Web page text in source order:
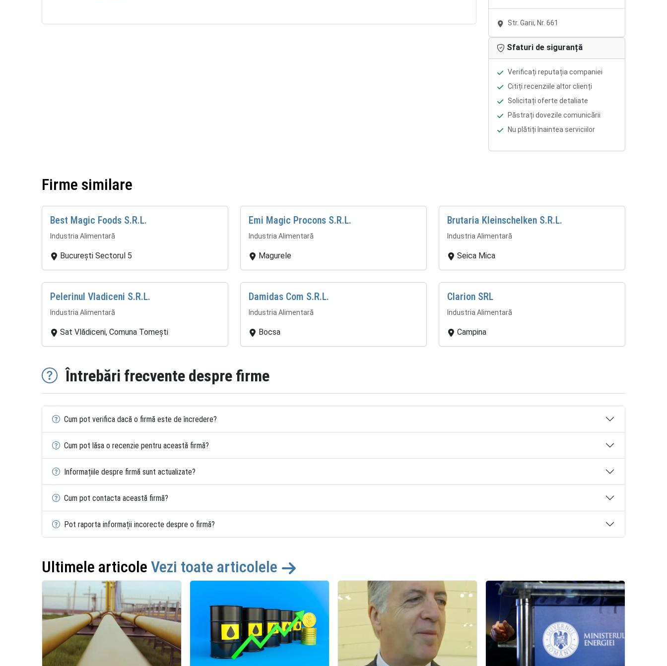
Str. Garii, Nr. 661
Sfaturi de siguranță
Verificați reputația companiei
Citiți recenziile altor clienți
Solicitați oferte detaliate
Păstrați dovezile comunicării
Nu plătiți înaintea serviciilor
Firme similare
Best Magic Foods S.R.L.
Industria Alimentară
București Sectorul 5
Emi Magic Procons S.R.L.
Industria Alimentară
Magurele
Brutaria Kleinschelken S.R.L.
Industria Alimentară
Seica Mica
Pelerinul Vladiceni S.R.L.
Industria Alimentară
Sat Vlădiceni, Comuna Tomești
Damidas Com S.R.L.
Industria Alimentară
Bocsa
Clarion SRL
Industria Alimentară
Campina
Întrebări frecvente despre firme
Cum pot verifica dacă o firmă este de încredere?
Cum pot lăsa o recenzie pentru această firmă?
Informațiile despre firmă sunt actualizate?
Cum pot contacta această firmă?
Pot raporta informații incorecte despre o firmă?
Ultimele articole Vezi toate articolele